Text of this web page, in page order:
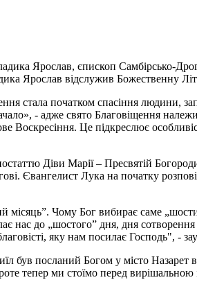
Ярослав, єпископ Самбірсько-
Ярослав відслужив Божественну
стала початком спасіння людини,
- адже свято Благовіщення
Це підкреслює
Діви Марії – Пресвятій
Євангелист Лука на початку
місяць”. Чому Бог вибирає саме
нас до „шостого” дня, дня
яку нам посилає Господь", -
був посланий Богом у місто Назарет
тепер ми стоїмо перед